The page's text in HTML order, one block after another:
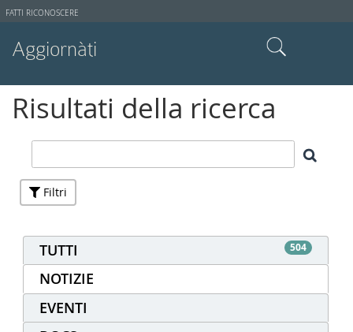
Strumenti
FATTI RICONOSCERE
Aggiornàti
Ricerca avanzata…
Risultati della ricerca
Filtri
TUTTI 504
NOTIZIE
EVENTI